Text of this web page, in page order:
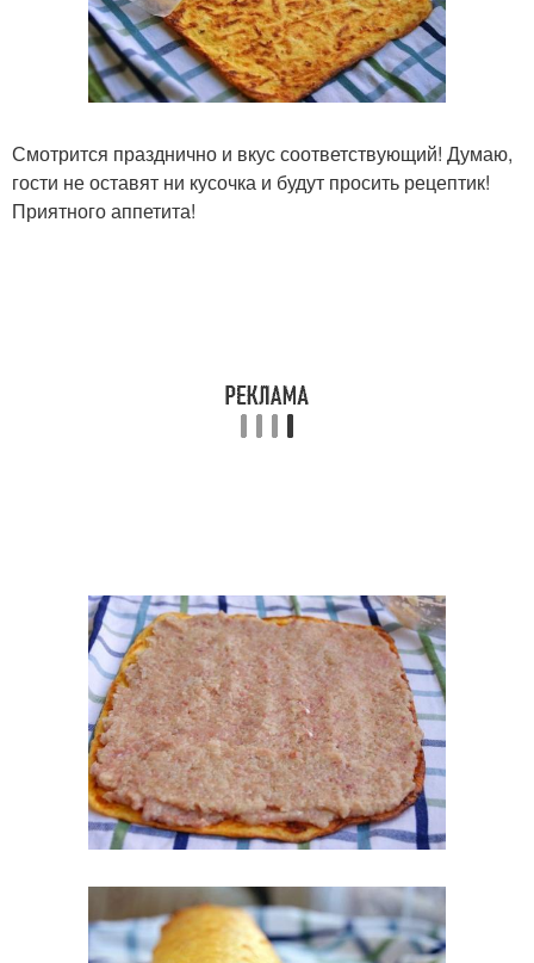
Смотрится празднично и вкус соответствующий! Думаю,
гости не оставят ни кусочка и будут просить рецептик!
Приятного аппетита!